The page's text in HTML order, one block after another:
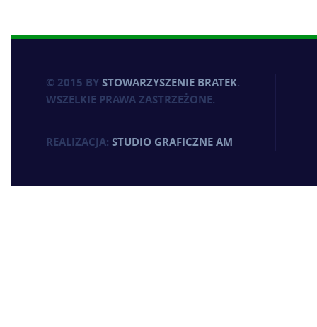
© 2015 BYSTOWARZYSZENIE BRATEK.
WSZELKIE PRAWA ZASTRZEŻONE.
REALIZACJA: STUDIO GRAFICZNE AM